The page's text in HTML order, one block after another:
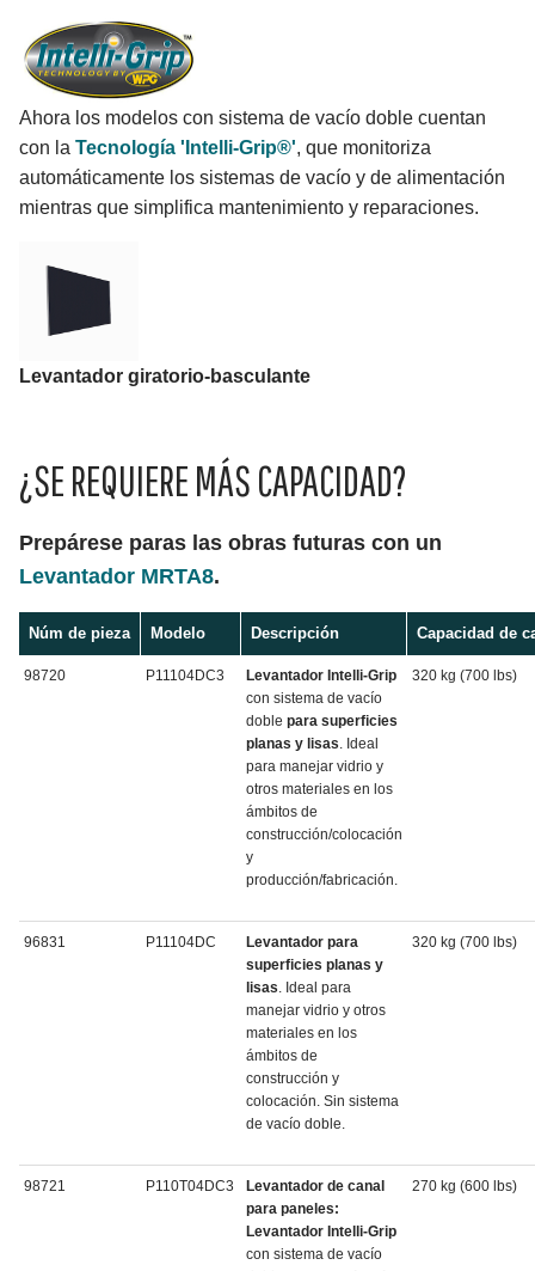
Ahora los modelos con sistema de vacío doble cuentan
con la Tecnología 'Intelli-Grip®', que monitoriza
automáticamente los sistemas de vacío y de alimentación
mientras que simplifica mantenimiento y reparaciones.
Levantador giratorio-basculante
¿SE REQUIERE MÁS CAPACIDAD?
Prepárese paras las obras futuras con un
Levantador MRTA8.
Núm de pieza Modelo Descripción Capacidad de
98720 P11104DC3
Levantador Intelli-Grip
con sistema de vacío
doble para superficies
planas y lisas . Ideal
para manejar vidrio y
otros materiales en los
ámbitos de
construcción/colocación
y
producción/fabricación.
320 kg (700 lbs)
96831 P11104DC
Levantador para
superficies planas y
lisas . Ideal para
manejar vidrio y otros
materiales en los
ámbitos de
construcción y
colocación. Sin sistema
de vacío doble.
320 kg (700 lbs)
98721 P110T04DC3
Levantador de canal
para paneles:
Levantador Intelli-Grip
con sistema de vacío
270 kg (600 lbs)